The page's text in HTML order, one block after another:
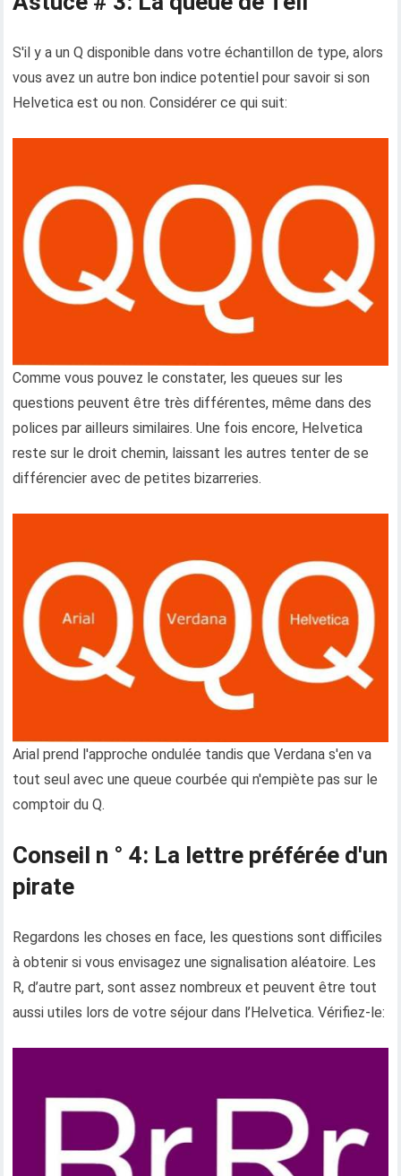
S'il y a un Q disponible dans votre échantillon de type, alors
vous avez un autre bon indice potentiel pour savoir si son
Helvetica est ou non. Considérer ce qui suit:
Comme vous pouvez le constater, les queues sur les
questions peuvent être très différentes, même dans des
polices par ailleurs similaires. Une fois encore, Helvetica
reste sur le droit chemin, laissant les autres tenter de se
différencier avec de petites bizarreries.
Arial prend l'approche ondulée tandis que Verdana s'en va
tout seul avec une queue courbée qui n'empiète pas sur le
comptoir du Q.
Conseil n ° 4: La lettre préférée d'un
pirate
Regardons les choses en face, les questions sont difficiles
à obtenir si vous envisagez une signalisation aléatoire. Les
R, d’autre part, sont assez nombreux et peuvent être tout
aussi utiles lors de votre séjour dans l’Helvetica. Vérifiez-le: